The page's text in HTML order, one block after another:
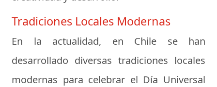
Tradiciones Locales Modernas
En la actualidad, en Chile se han
desarrollado diversas tradiciones locales
modernas para celebrar el Día Universal